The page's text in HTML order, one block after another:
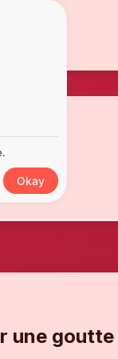
une goutte
Okay